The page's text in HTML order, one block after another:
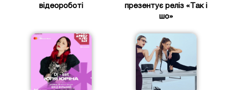
відеороботі
презентує реліз «Так і
шо»